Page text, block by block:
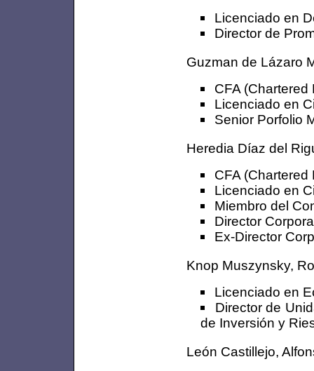
Licenciado en
Director de
Guzman de Lázaro
CFA (Chartered
Licenciado en
Senior Porfolio
Heredia Díaz del
CFA (Chartered
Licenciado en
Miembro del
Director
Ex-Director
Knop Muszynsky,
Licenciado en
Director de
de Inversión y
León Castillejo,